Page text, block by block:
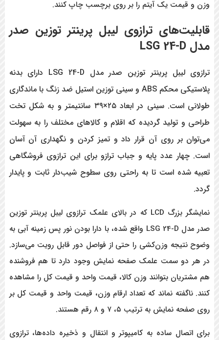
وزن و قیمت یک آیتم را بر روی برچسب چاپ کنند.
قابلیت‌های ترازوی لیبل پرینتر توزین صدر
مدل LSG 24-D
ترازوی لیبل پرینتر توزین صدر مدل LSG 24-D
دارای بدنه
پلاستیکی محکم
ABS و سینی توزین استیل ضد زنگ با ماندگاری
طولانی است. سینی در ابعاد ۲۵×۳۹ سانتیمتر و به شکل تخت
طراحی و تولید گردیده که اقلام و کالاهای مختلف را به سهولت
می‌توان بر روی آن قرار داد و تمیز کردن و نگهداری آن آسان
است. چهار عدد پایه و جباب ترازو برای این ترازوی فروشگاهی
تعبیه شده است تا به راحتی روی سطوح شیب‌دار ثابت و پایدار
گردد.
نمایشگر بزرگ LCD که در بالای علمک ترازوی لیبل پرینتر توزین
صدر مدل LSG 24-D
واقع شده، با دارا بودن نور پس زمینه آبی به
وضوح نتیجه وزن‌کشی را حتی از فواصل دور قابل رویت می‌سازد.
در هر دو سمت علمک صفحه نمایش وجود دارد تا هم فروشنده
هم مشتریان بتوانند وزن کالا، قیمت واحد و قیمت کل را مشاهده
کنند. ناگفته نماند که تعداد ارقام وزن، قیمت واحد و قیمت کل بر
روی صفحه نمایش به ترتیب ۵، ۷ و ۸ رقم هستند.
برای اتصال ساده به کامیپوتر و انتقال و ذخیره داده‌ها، ترازوی